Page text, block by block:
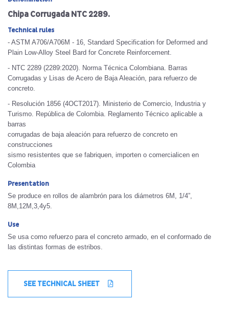
Chipa Corrugada NTC 2289.
Technical rules
- ASTM A706/A706M - 16, Standard Specification for Deformed and
Plain Low-Alloy Steel Bard for Concrete Reinforcement.
- NTC 2289 (2289:2020). Norma Técnica Colombiana. Barras
Corrugadas y Lisas de Acero de Baja Aleación, para refuerzo de
concreto.
- Resolución 1856 (4OCT2017). Ministerio de Comercio, Industria y
Turismo. República de Colombia. Reglamento Técnico aplicable a
barras
corrugadas de baja aleación para refuerzo de concreto en
construcciones
sismo resistentes que se fabriquen, importen o comercialicen en
Colombia
Presentation
Se produce en rollos de alambrón para los diámetros 6M, 1/4”,
8M,12M,3,4y5.
Use
Se usa como refuerzo para el concreto armado, en el conformado de
las distintas formas de estribos.
SEE TECHNICAL SHEET